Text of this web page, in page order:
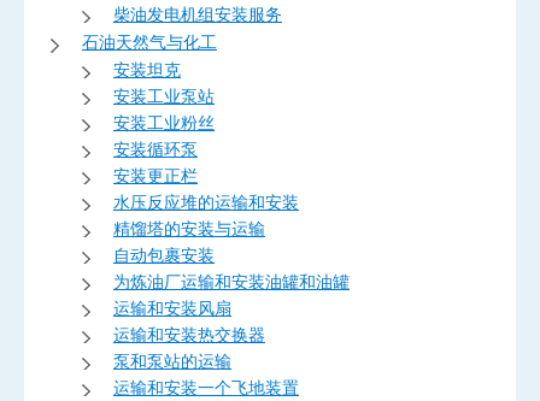
柴油发电机组安装服务
石油天然气与化工
安装坦克
安装工业泵站
安装工业粉丝
安装循环泵
安装更正栏
水压反应堆的运输和安装
精馏塔的安装与运输
自动包裹安装
为炼油厂运输和安装油罐和油罐
运输和安装风扇
运输和安装热交换器
泵和泵站的运输
运输和安装一个飞地装置